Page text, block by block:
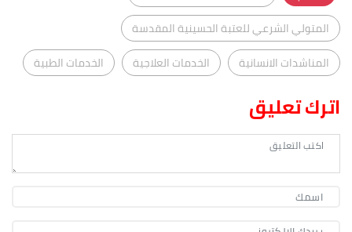
المتولي الشرعي للعتبة الحسينية المقدسة
المناشدات الانسانية
الخدمات العلاجية الخدمات الطبية
اترك تعليق